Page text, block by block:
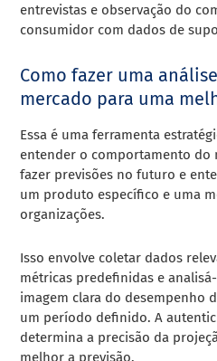
entrevistas e observação do
consumidor com dados de
Como fazer uma
mercado para uma
Essa é uma ferramenta
entender o comportamento do
fazer previsões no futuro e
um produto específico e uma
organizações.
Isso envolve coletar dados
métricas predefinidas e
imagem clara do desempenho
um período definido. A
determina a precisão da
melhor a previsão.